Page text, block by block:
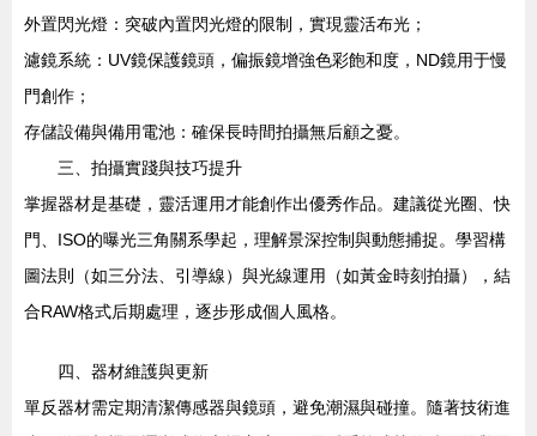
外置閃光燈：突破內置閃光燈的限制，實現靈活布光；
濾鏡系統：UV鏡保護鏡頭，偏振鏡增強色彩飽和度，ND鏡用于慢
門創作；
存儲設備與備用電池：確保長時間拍攝無后顧之憂。
三、拍攝實踐與技巧提升
掌握器材是基礎，靈活運用才能創作出優秀作品。建議從光圈、快
門、ISO的曝光三角關系學起，理解景深控制與動態捕捉。學習構
圖法則（如三分法、引導線）與光線運用（如黃金時刻拍攝），結
合RAW格式后期處理，逐步形成個人風格。
四、器材維護與更新
單反器材需定期清潔傳感器與鏡頭，避免潮濕與碰撞。隨著技術進